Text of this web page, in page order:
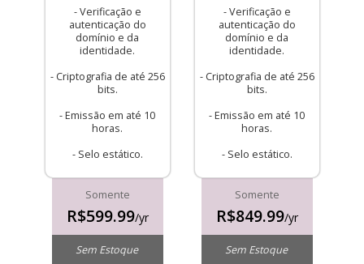
- Verificação e
autenticação do
domínio e da
identidade.
- Criptografia de até 256
bits.
- Emissão em até 10
horas.
- Selo estático.
Somente
R$599.99/yr
Sem Estoque
- Verificação e
autenticação do
domínio e da
identidade.
- Criptografia de até 256
bits.
- Emissão em até 10
horas.
- Selo estático.
Somente
R$849.99/yr
Sem Estoque